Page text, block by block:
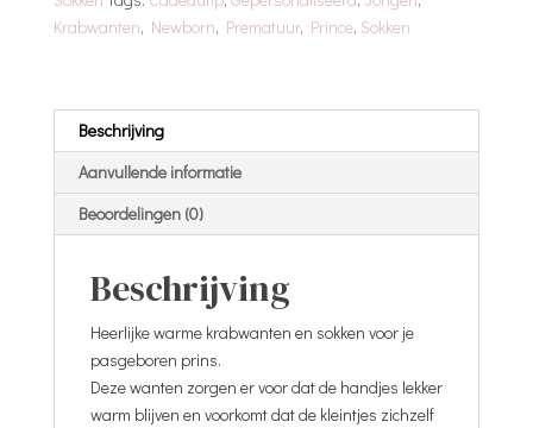
-
Zilver
Krabwanten, Newborn, Prematuur, Prince, Sokken
Beschrijving
Aanvullende informatie
Beoordelingen (0)
Beschrijving
Heerlijke warme krabwanten en sokken voor je
pasgeboren prins.
Deze wanten zorgen er voor dat de handjes lekker
warm blijven en voorkomt dat de kleintjes zichzelf